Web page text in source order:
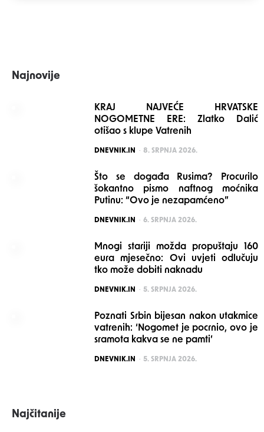
Najnovije
KRAJ NAJVEĆE HRVATSKE
NOGOMETNE ERE: Zlatko Dalić
otišao s klupe Vatrenih
POSTED
DNEVNIK.IN 8. SRPNJA 2026.
Što se događa Rusima? Procurilo
šokantno pismo naftnog moćnika
Putinu: “Ovo je nezapamćeno”
POSTED
DNEVNIK.IN 6. SRPNJA 2026.
Mnogi stariji možda propuštaju 160
eura mjesečno: Ovi uvjeti odlučuju
tko može dobiti naknadu
POSTED
DNEVNIK.IN 5. SRPNJA 2026.
Poznati Srbin bijesan nakon utakmice
vatrenih: ‘Nogomet je pocrnio, ovo je
sramota kakva se ne pamti’
POSTED
DNEVNIK.IN 5. SRPNJA 2026.
Najčitanije